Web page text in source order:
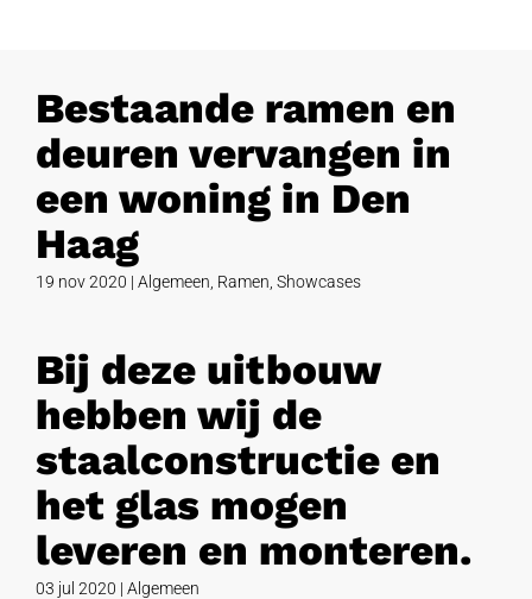
Bestaande ramen en
deuren vervangen in
een woning in Den
Haag
19 nov 2020 | Algemeen Ramen Showcases
Bij deze uitbouw
hebben wij de
staalconstructie en
het glas mogen
leveren en monteren.
03 jul 2020 | Algemeen